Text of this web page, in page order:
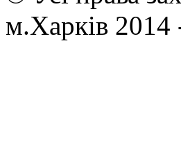
м.Харків 2014